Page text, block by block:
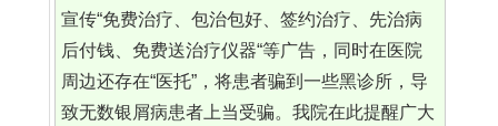
宣传“免费治疗、包治包好、签约治疗、先治病
后付钱、免费送治疗仪器“等广告，同时在医院
周边还存在“医托”，将患者骗到一些黑诊所，导
致无数银屑病患者上当受骗。我院在此提醒广大